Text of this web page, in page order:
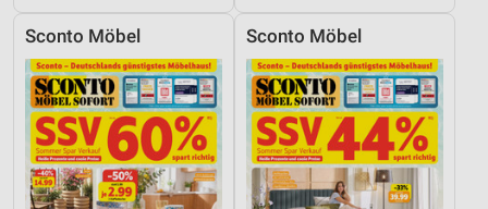
Sconto Möbel Sconto Möbel